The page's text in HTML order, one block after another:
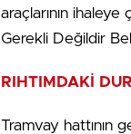
araçlarının
Gerekli Değildir
RIHTIMDAKİ
Tramvay hattının